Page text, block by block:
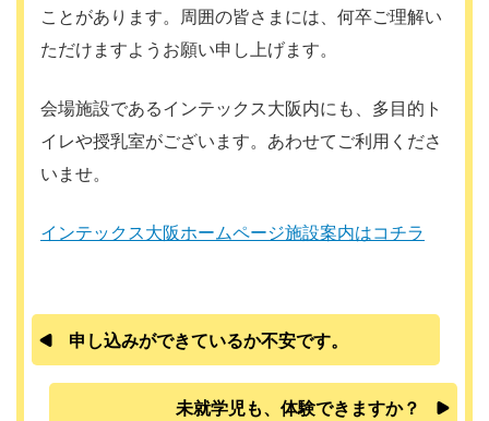
ことがあります。周囲の皆さまには、何卒ご理解い
ただけますようお願い申し上げます。
会場施設であるインテックス大阪内にも、多目的ト
イレや授乳室がございます。あわせてご利用くださ
いませ。
インテックス大阪ホームページ施設案内はコチラ
申し込みができているか不安です。
未就学児も、体験できますか？